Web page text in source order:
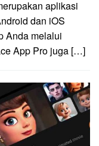
aplikasi
dan iOS
Anda melalui
App Pro juga […]